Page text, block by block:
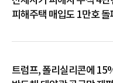
피해주택 매입도 1만호 돌
트럼프, 폴리실리콘에